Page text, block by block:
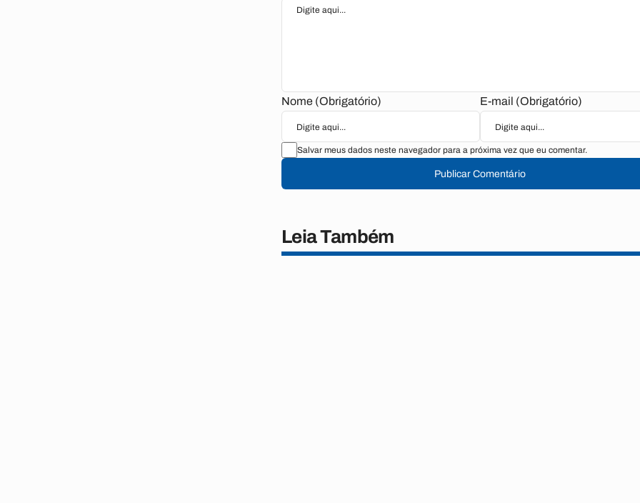
Nome (Obrigatório) E-mail (Obrigatório)
Salvar meus dados neste navegador para a próxima vez que eu comentar.
Publicar Comentário
Leia Também